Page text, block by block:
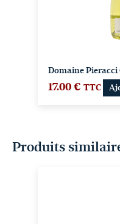
Domaine Pieracci
17.00 € TTC
Produits